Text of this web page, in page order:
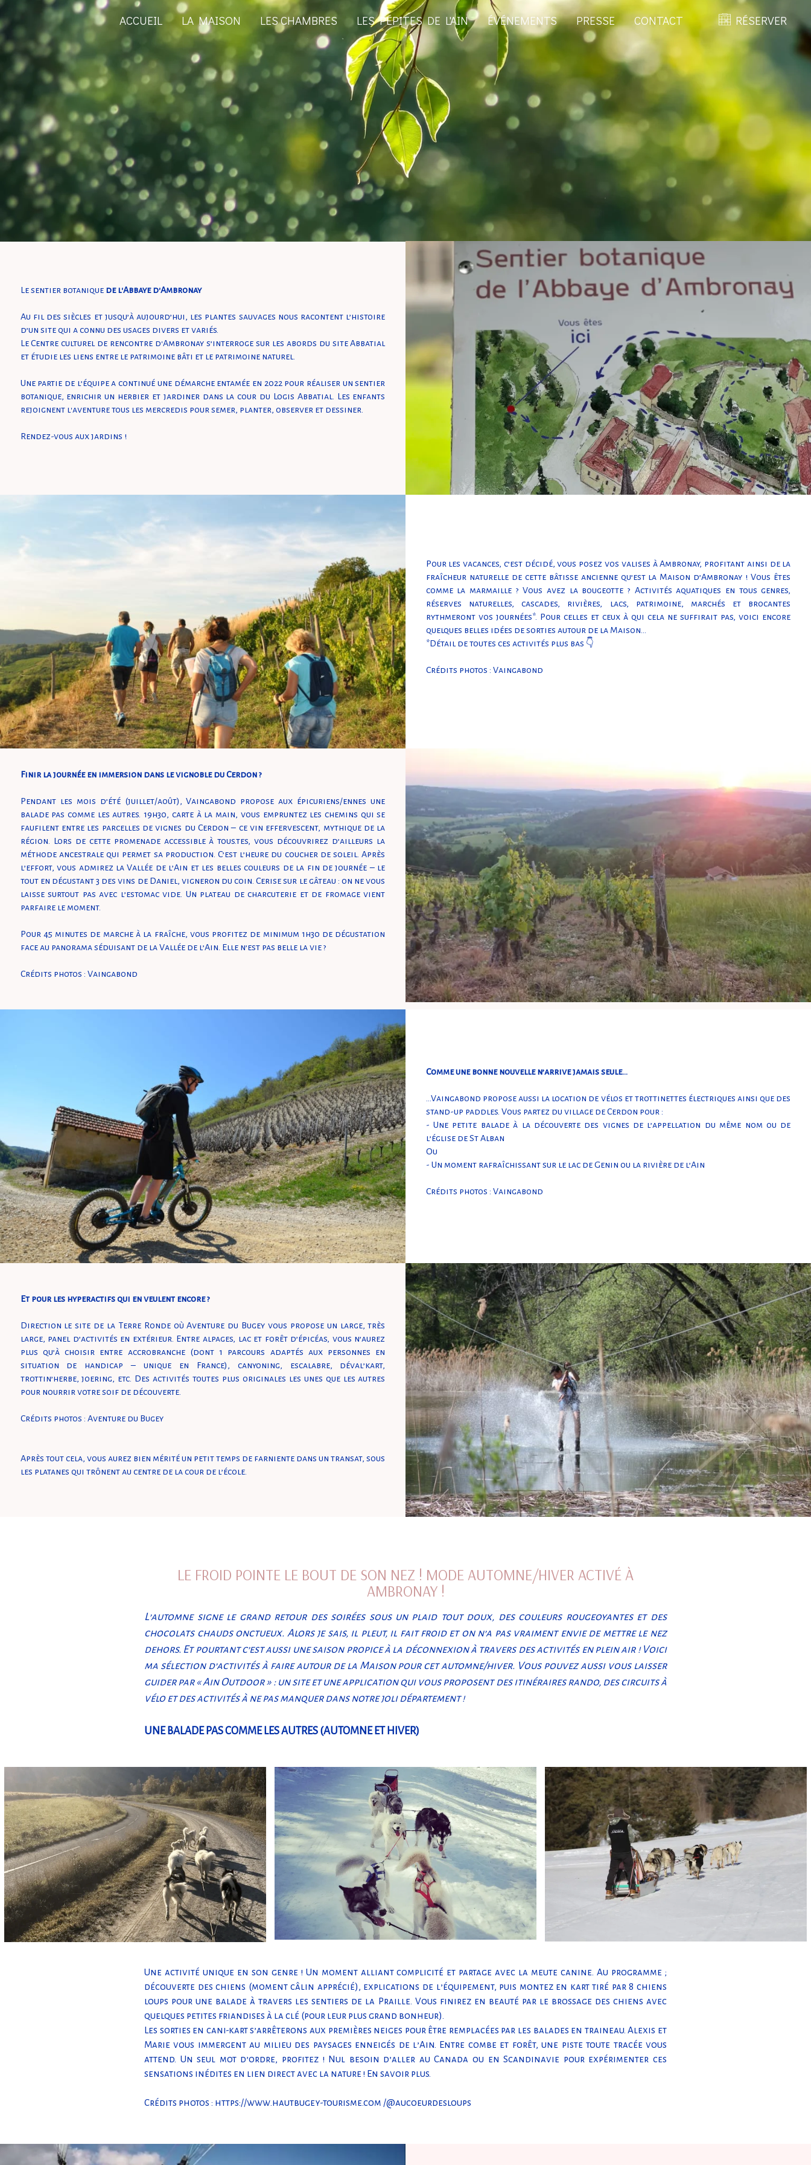
ACCUEIL LA MAISON LES CHAMBRES LES PÉPITES DE L'AIN ÉVÉNEMENTS PRESSE CONTACT RÉSERVER
Le sentier botanique de l'Abbaye d'Ambronay
Au fil des siècles et jusqu’à aujourd’hui, les plantes sauvages nous racontent l’histoire
d’un site qui a connu des usages divers et variés.
Le Centre culturel de rencontre d'Ambronay s’interroge sur les abords du site Abbatial
et étudie les liens entre le patrimoine bâti et le patrimoine naturel.
Une partie de l’équipe a continué une démarche entamée en 2022 pour réaliser un sentier
botanique, enrichir un herbier et jardiner dans la cour du Logis Abbatial. Les enfants
rejoignent l'aventure tous les mercredis pour semer, planter, observer et dessiner.
Rendez-vous aux jardins !
Pour les vacances, c’est décidé, vous posez vos valises à Ambronay, profitant ainsi de la
fraîcheur naturelle de cette bâtisse ancienne qu’est la Maison d’Ambronay ! Vous êtes
comme la marmaille ? Vous avez la bougeotte ? Activités aquatiques en tous genres,
réserves naturelles, cascades, rivières, lacs, patrimoine, marchés et brocantes
rythmeront vos journées*. Pour celles et ceux à qui cela ne suffirait pas, voici encore
quelques belles idées de sorties autour de la Maison…
*Détail de toutes ces activités plus bas 👇
Crédits photos : Vaingabond
Finir la journée en immersion dans le vignoble du Cerdon ?
Pendant les mois d’été (juillet/août), Vaingabond propose aux épicuriens/ennes une
balade pas comme les autres. 19h30, carte à la main, vous empruntez les chemins qui se
faufilent entre les parcelles de vignes du Cerdon – ce vin effervescent, mythique de la
région. Lors de cette promenade accessible à tous.tes, vous découvrirez d’ailleurs la
méthode ancestrale qui permet sa production. C’est l’heure du coucher de soleil. Après
l’effort, vous admirez la Vallée de l’Ain et les belles couleurs de la fin de journée – le
tout en dégustant 3 des vins de Daniel, vigneron du coin. Cerise sur le gâteau : on ne vous
laisse surtout pas avec l’estomac vide. Un plateau de charcuterie et de fromage vient
parfaire le moment.
Pour 45 minutes de marche à la fraîche, vous profitez de minimum 1h30 de dégustation
face au panorama séduisant de la Vallée de l’Ain. Elle n’est pas belle la vie ?
Crédits photos : Vaingabond
Comme une bonne nouvelle n’arrive jamais seule…
…Vaingabond propose aussi la location de vélos et trottinettes électriques ainsi que des
stand-up paddles. Vous partez du village de Cerdon pour :
- Une petite balade à la découverte des vignes de l’appellation du même nom ou de
l’église de St Alban
Ou
- Un moment rafraîchissant sur le lac de Genin ou la rivière de l’Ain
Crédits photos : Vaingabond
Et pour les hyperactifs qui en veulent encore ?
Direction le site de la Terre Ronde où Aventure du Bugey vous propose un large, très
large, panel d’activités en extérieur. Entre alpages, lac et forêt d’épicéas, vous n’aurez
plus qu’à choisir entre accrobranche (dont 1 parcours adaptés aux personnes en
situation de handicap – unique en France), canyoning, escalabre, déval’kart,
trottin’herbe, joering, etc. Des activités toutes plus originales les unes que les autres
pour nourrir votre soif de découverte.
Crédits photos : Aventure du Bugey
Après tout cela, vous aurez bien mérité un petit temps de farniente dans un transat, sous
les platanes qui trônent au centre de la cour de l’école.
LE FROID POINTE LE BOUT DE SON NEZ ! MODE AUTOMNE/HIVER ACTIVÉ À
AMBRONAY !
L’automne signe le grand retour des soirées sous un plaid tout doux, des couleurs rougeoyantes et des
chocolats chauds onctueux. Alors je sais, il pleut, il fait froid et on n’a pas vraiment envie de mettre le nez
dehors. Et pourtant c’est aussi une saison propice à la déconnexion à travers des activités en plein air ! Voici
ma sélection d’activités à faire autour de la Maison pour cet automne/hiver. Vous pouvez aussi vous laisser
guider par «Ain Outdoor» : un site et une application qui vous proposent des itinéraires rando, des circuits à
vélo et des activités à ne pas manquer dans notre joli département !
UNE BALADE PAS COMME LES AUTRES (AUTOMNE ET HIVER)
Une activité unique en son genre ! Un moment alliant complicité et partage avec la meute canine. Au programme ;
découverte des chiens (moment câlin apprécié), explications de l’équipement, puis montez en kart tiré par 8 chiens
loups pour une balade à travers les sentiers de la Praille. Vous finirez en beauté par le brossage des chiens avec
quelques petites friandises à la clé (pour leur plus grand bonheur).
Les sorties en cani-kart s’arrêterons aux premières neiges pour être remplacées par les balades en traineau. Alexis et
Marie vous immergent au milieu des paysages enneigés de l’Ain. Entre combe et forêt, une piste toute tracée vous
attend. Un seul mot d’ordre, profitez ! Nul besoin d’aller au Canada ou en Scandinavie pour expérimenter ces
sensations inédites en lien direct avec la nature ! En savoir plus.
Crédits photos : https://www.hautbugey-tourisme.com /@aucoeurdesloups